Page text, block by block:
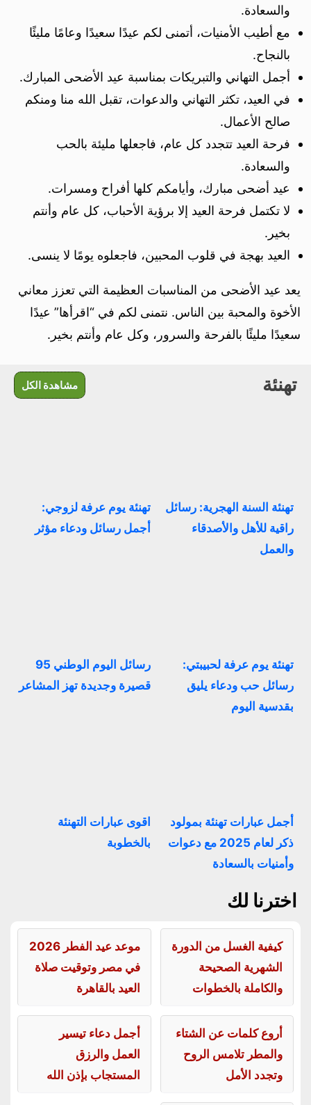
والسعادة.
مع أطيب الأمنيات، أتمنى لكم عيدًا سعيدًا وعامًا مليئًا
بالنجاح.
أجمل التهاني والتبريكات بمناسبة عيد الأضحى المبارك.
في العيد، تكثر التهاني والدعوات، تقبل الله منا ومنكم
صالح الأعمال.
فرحة العيد تتجدد كل عام، فاجعلها مليئة بالحب
والسعادة.
عيد أضحى مبارك، وأيامكم كلها أفراح ومسرات.
لا تكتمل فرحة العيد إلا برؤية الأحباب، كل عام وأنتم
بخير.
العيد بهجة في قلوب المحبين، فاجعلوه يومًا لا ينسى.
يعد عيد الأضحى من المناسبات العظيمة التي تعزز معاني
الأخوة والمحبة بين الناس. نتمنى لكم في “اقرأها” عيدًا
سعيدًا مليئًا بالفرحة والسرور، وكل عام وأنتم بخير.
تهنئة مشاهدة الكل
تهنئة السنة الهجرية: رسائل
راقية للأهل والأصدقاء
والعمل
تهنئة يوم عرفة لزوجي:
أجمل رسائل ودعاء مؤثر
تهنئة يوم عرفة لحبيبتي:
رسائل حب ودعاء يليق
بقدسية اليوم
رسائل اليوم الوطني 95
قصيرة وجديدة تهز المشاعر
أجمل عبارات تهنئة بمولود
ذكر لعام 2025 مع دعوات
وأمنيات بالسعادة
اقوى عبارات التهنئة
بالخطوبة
اخترنا لك
كيفية الغسل من الدورة
الشهرية الصحيحة
والكاملة بالخطوات
موعد عيد الفطر 2026
في مصر وتوقيت صلاة
العيد بالقاهرة
أروع كلمات عن الشتاء
والمطر تلامس الروح
وتجدد الأمل
أجمل دعاء تيسير
العمل والرزق
المستجاب بإذن الله